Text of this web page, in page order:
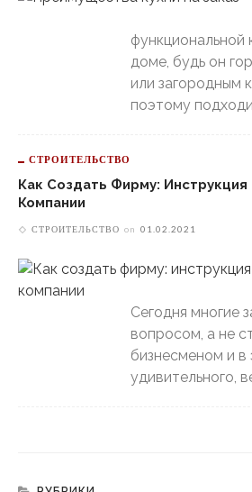
доме, будь он
или загородным
поэтому
СТРОИТЕЛЬСТВО
Как Создать Фирму: Инструкция
Компании
СТРОИТЕЛЬСТВО on 01.02.2021
Сегодня многие
вопросом, а не
бизнесменом и в
удивительного,